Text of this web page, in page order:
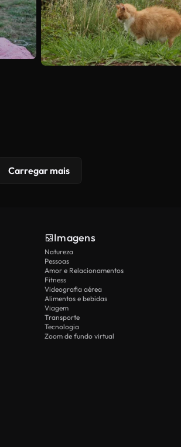
Carregar mais
Imagens
Natureza
Pessoas
Amor e Relacionamentos
Fitness
Videografia aérea
Alimentos e bebidas
Viagem
Transporte
Tecnologia
Zoom de fundo virtual